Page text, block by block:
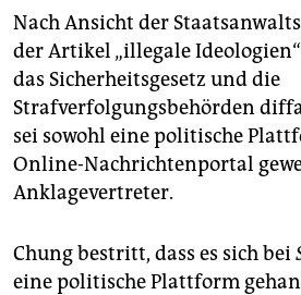
Nach Ansicht der
der Artikel „illegale
das Sicherheitsgesetz und die
Strafverfolgungsbehörden
sei sowohl eine politische
Online-Nachrichtenportal
Anklagevertreter.
Chung bestritt, dass es sich bei
eine politische Plattform